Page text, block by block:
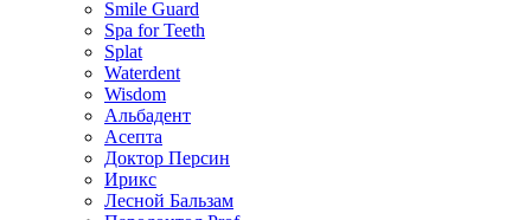
Smile Guard
Spa for Teeth
Splat
Waterdent
Wisdom
Альбадент
Асепта
Доктор Персин
Ирикс
Лесной Бальзам